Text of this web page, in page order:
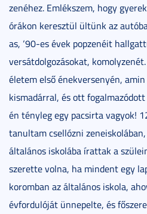
zenéhez. Emlékszem, hogy
órákon keresztül ültünk az
as, ‘90-es évek popzenéit
versátdolgozásokat,
életem első énekversenyén,
kismadárral, és ott
én tényleg egy pacsirta vagyok!
tanultam csellózni
általános iskolába írattak a
szerette volna, ha mindent egy
koromban az általános iskola,
évfordulóját ünnepelte, és